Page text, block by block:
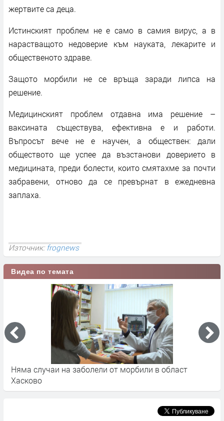
жертвите са деца.
Истинският проблем не е само в самия вирус, а в
нарастващото недоверие към науката, лекарите и
общественото здраве.
Защото морбили не се връща заради липса на
решение.
Медицинският проблем отдавна има решение –
ваксината съществува, ефективна е и работи.
Въпросът вече не е научен, а обществен: дали
обществото ще успее да възстанови доверието в
медицината, преди болести, които смятахме за почти
забравени, отново да се превърнат в ежедневна
заплаха.
Източник:frognews
Видеа по темата
Няма случаи на заболели от морбили в област
Хасково